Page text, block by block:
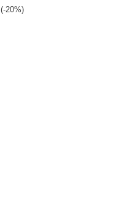
(-20%)